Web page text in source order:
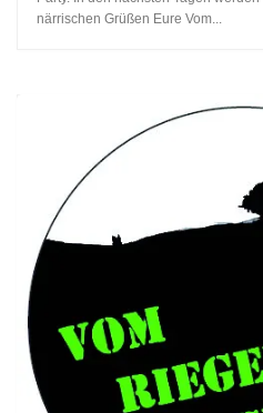
närrischen Grüßen Eure Vom...